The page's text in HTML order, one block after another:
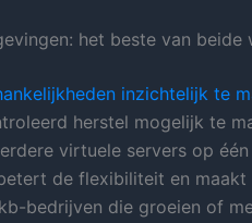
het beste van beide
inzichtelijk te
herstel mogelijk te
virtuele servers op
de flexibiliteit en
bedrijven die groeien of